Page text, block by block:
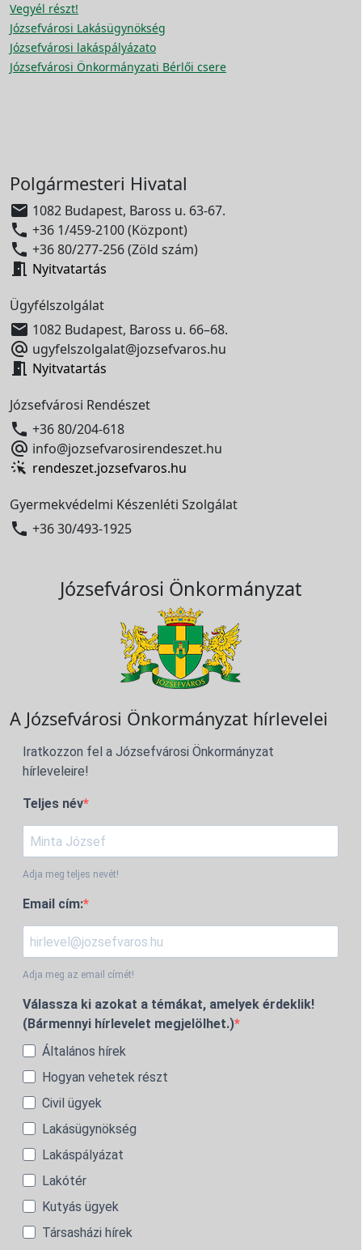
Vegyél részt!
Józsefvárosi Lakásügynökség
Józsefvárosi lakáspályázato
Józsefvárosi Önkormányzati Bérlői csere
Polgármesteri Hivatal
 1082 Budapest, Baross u. 63-67.
 +36 1/459-2100 (Központ)
 +36 80/277-256 (Zöld szám)
 Nyitvatartás
Ügyfélszolgálat
 1082 Budapest, Baross u. 66–68.
 ugyfelszolgalat@jozsefvaros.hu
 Nyitvatartás
Józsefvárosi Rendészet
 +36 80/204-618
 info@jozsefvarosirendeszet.hu
rendeszet.jozsefvaros.hu
Gyermekvédelmi Készenléti Szolgálat
 +36 30/493-1925
Józsefvárosi Önkormányzat
A Józsefvárosi Önkormányzat hírlevelei
Iratkozzon fel a Józsefvárosi Önkormányzat
hírleveleire!
Teljes név
Adja meg teljes nevét!
Email cím:
Adja meg az email címét!
Válassza ki azokat a témákat, amelyek érdeklik!
(Bármennyi hírlevelet megjelölhet.)
Általános hírek
Hogyan vehetek részt
Civil ügyek
Lakásügynökség
Lakáspályázat
Lakótér
Kutyás ügyek
Társasházi hírek